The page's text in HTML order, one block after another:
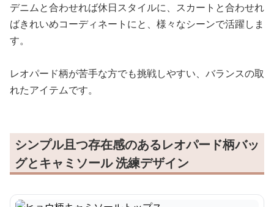
デニムと合わせれば休日スタイルに、スカートと合わせれ
ばきれいめコーディネートにと、様々なシーンで活躍しま
す。
レオパード柄が苦手な方でも挑戦しやすい、バランスの取
れたアイテムです。
シンプル且つ存在感のあるレオパード柄バッ
グとキャミソール 洗練デザイン